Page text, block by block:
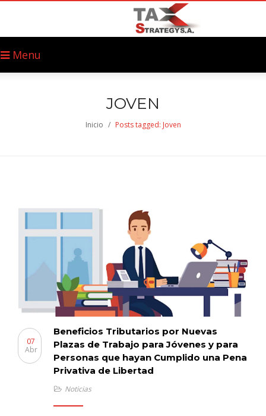
Menu
JOVEN
Inicio / Posts tagged: Joven
Beneficios Tributarios por Nuevas
Plazas de Trabajo para Jóvenes y para
Personas que hayan Cumplido una Pena
Privativa de Libertad
07
Abr
Noticias